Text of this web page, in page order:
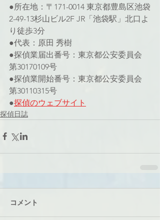
●所在地：〒171-0014 東京都豊島区池袋
2-49-13杉山ビル2F JR「池袋駅」北口よ
り徒歩3分
●代表：原田 秀樹
●探偵業届出番号：東京都公安委員会
第30170109号
●探偵業開始番号：東京都公安委員会
第30110315号
●探偵のウェブサイト
探偵日誌
コメント